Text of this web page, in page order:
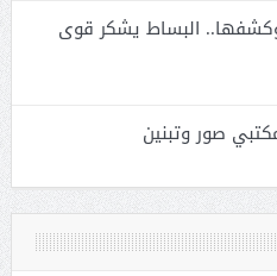
البساط يشكر قوى
صور وتبنين